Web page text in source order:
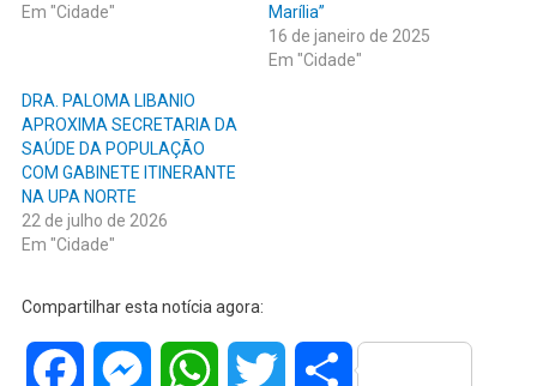
Em "Cidade"
Marília”
16 de janeiro de 2025
Em "Cidade"
DRA. PALOMA LIBANIO
APROXIMA SECRETARIA DA
SAÚDE DA POPULAÇÃO
COM GABINETE ITINERANTE
NA UPA NORTE
22 de julho de 2026
Em "Cidade"
Compartilhar esta notícia agora:
Facebook MessengerWhatsAppTwitter Share